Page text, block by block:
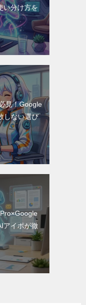
い分け方を
見！Google
しない選び
アイポが徹